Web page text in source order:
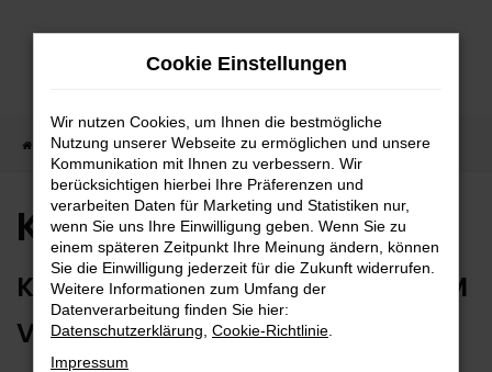
Zum
Startseite Kia Auto kaufen
Kia Auto kaufen
KAUFEN SIE IHREN KIA DIREKT BEIM
VERTRAGSHÄNDLER
Cookie Einstellungen
Wir nutzen Cookies, um Ihnen die bestmögliche
Nutzung unserer Webseite zu ermöglichen und unsere
Kommunikation mit Ihnen zu verbessern. Wir
berücksichtigen hierbei Ihre Präferenzen und
verarbeiten Daten für Marketing und Statistiken nur,
wenn Sie uns Ihre Einwilligung geben. Wenn Sie zu
einem späteren Zeitpunkt Ihre Meinung ändern, können
Sie die Einwilligung jederzeit für die Zukunft widerrufen.
Weitere Informationen zum Umfang der
Datenverarbeitung finden Sie hier:
Datenschutzerklärung Cookie-Richtlinie
Impressum